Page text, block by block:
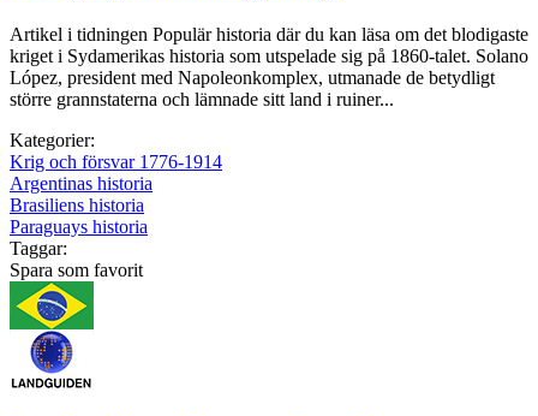
Artikel i tidningen Populär historia där du kan läsa om det blodigaste
kriget i Sydamerikas historia som utspelade sig på 1860-talet. Solano
López, president med Napoleonkomplex, utmanade de betydligt
större grannstaterna och lämnade sitt land i ruiner...
Kategorier:
Krig och försvar 1776-1914
Argentinas historia
Brasiliens historia
Paraguays historia
Taggar:
Spara som favorit